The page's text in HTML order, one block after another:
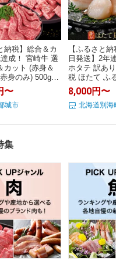
納税】総合＆カ
成！ 宮崎牛 選
カット (赤身＆
身のみ) 500g
送時期が選べ
肉 すき焼き し
ステーキ ギフ
〜
城市
【ふるさと
日発送】2年
ホタテ 訳あ
税 ほたて ふ
あり 帆立 ふ
り ホタテ貝
い 刺身 規格
8,000円〜
北海道別海
集